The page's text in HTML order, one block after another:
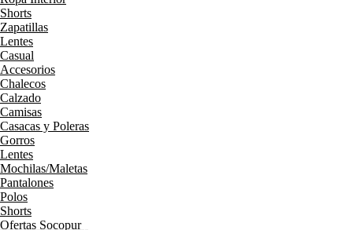
Shorts
Zapatillas
Lentes
Casual
Accesorios
Chalecos
Calzado
Camisas
Casacas y Poleras
Gorros
Lentes
Mochilas/Maletas
Pantalones
Polos
Shorts
Ofertas Socopur